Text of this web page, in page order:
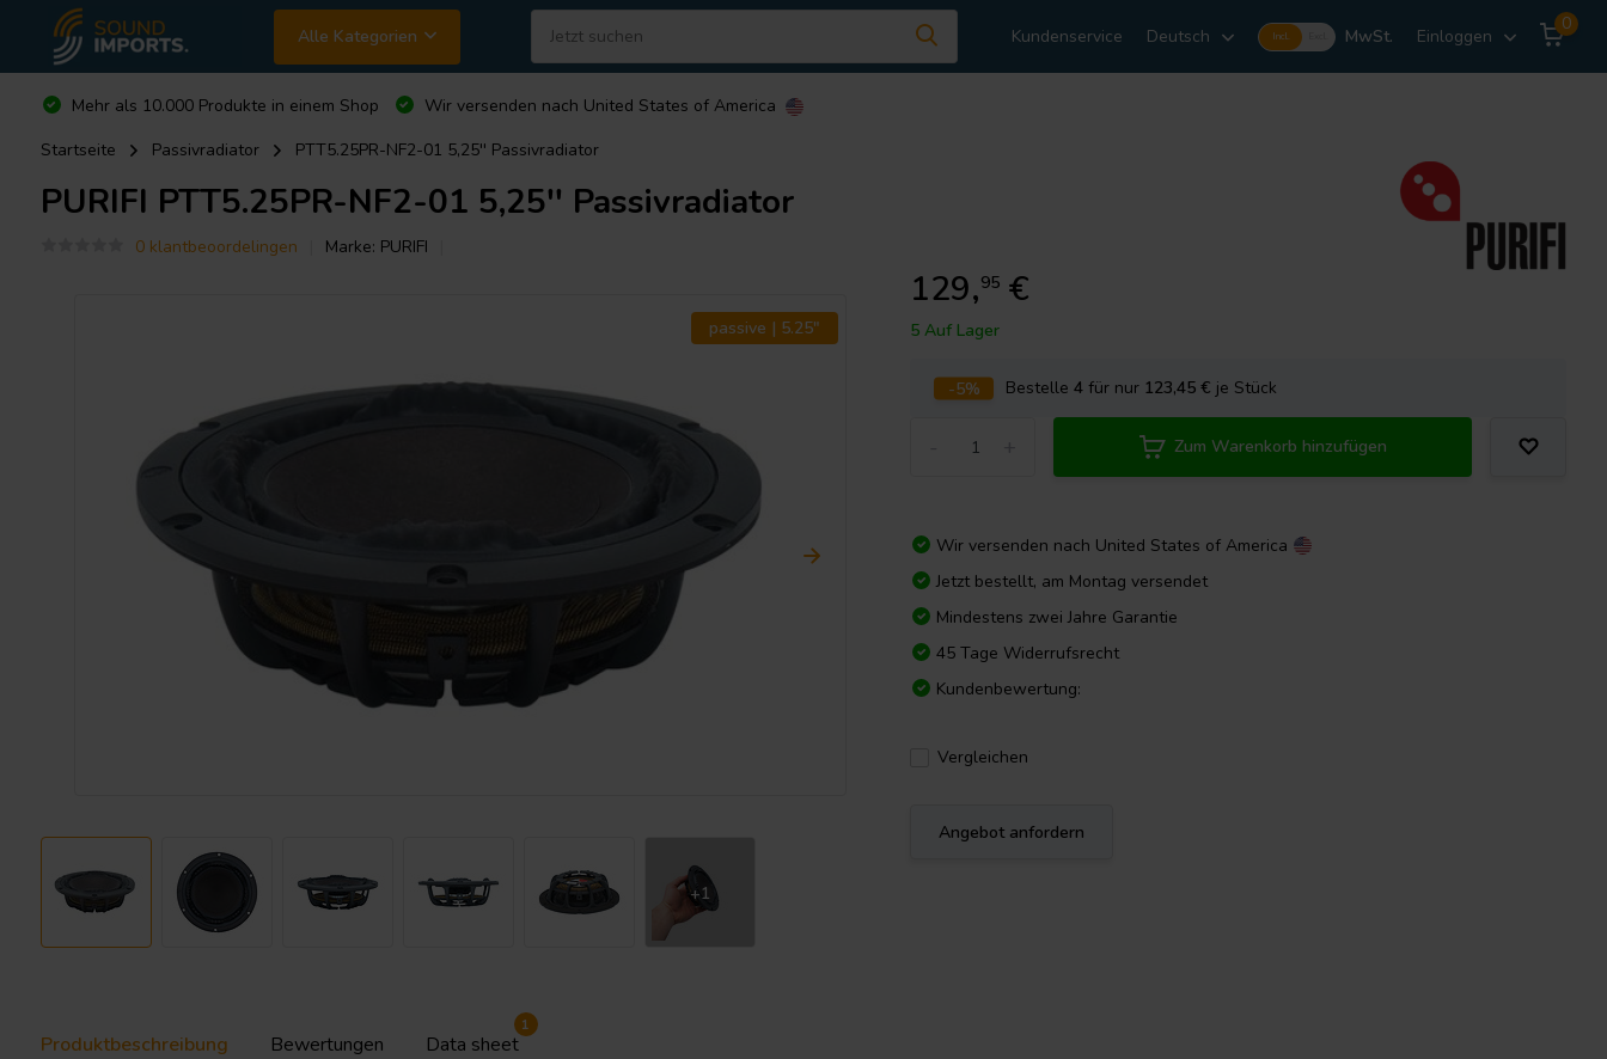
Alle Kategorien Kundenservice Deutsch Incl. MwSt. Einloggen
0
Mehr als 10.000 Produkte in einem Shop Wir versenden nach United States of America
Startseite
Passivradiator PTT5.25PR-NF2-01 5,25'' Passivradiator
PURIFI PTT5.25PR-NF2-01 5,25'' Passivradiator
0 klantbeoordelingen Marke: PURIFI
passive | 5.25"
+1
129,95 €
5 Auf Lager
-5% Bestelle4 für nur 123,45 € je Stück
Zum Warenkorb hinzufügen
Wir versenden nach United States of America
Jetzt bestellt, am Montag versendet
Mindestens zwei Jahre Garantie
45 Tage Widerrufsrecht
Kundenbewertung:
Vergleichen
Angebot anfordern
Produktbeschreibung Bewertungen Data sheet
1